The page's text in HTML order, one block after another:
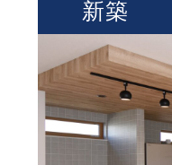
新築